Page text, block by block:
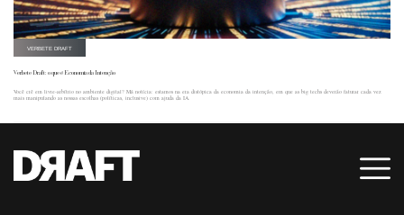
VERBETE DRAFT
Verbete Draft: o que é Economia da Intenção
Você crê em livre-arbítrio no ambiente digital? Má notícia: estamos na era distópica da economia da intenção, em que as big techs deverão faturar cada vez
mais manipulando as nossas escolhas (políticas, inclusive) com ajuda da IA.